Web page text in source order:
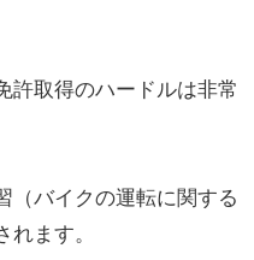
許取得のハードルは非常
（バイクの運転に関する
ます。